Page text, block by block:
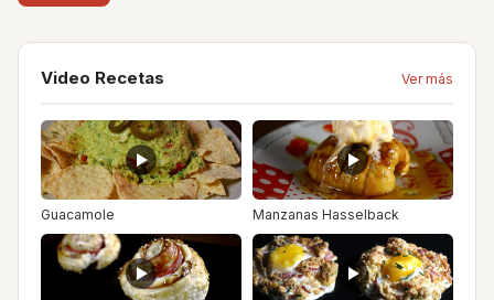
Video Recetas Ver más
Guacamole Manzanas Hasselback